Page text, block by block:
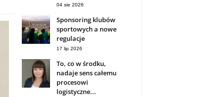
04 sie 2026
Sponsoring klubów
sportowych a nowe
regulacje
17 lip 2026
To, co w środku,
nadaje sens całemu
procesowi
logistyczne...